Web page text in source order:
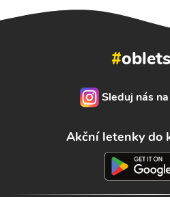
#
Sleduj nás
Akční letenky do